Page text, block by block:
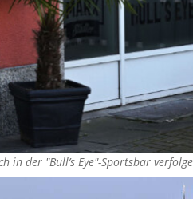
in der "Bull’s Eye"-Sportsbar